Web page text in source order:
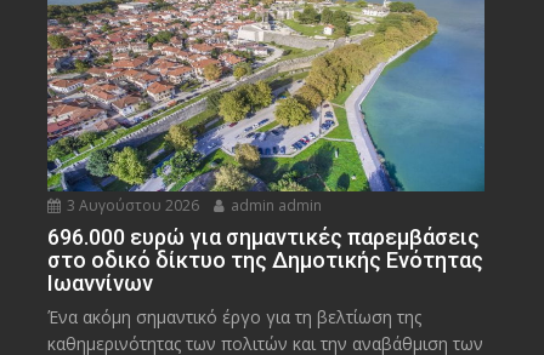
3 Αυγούστου 2026 admin admin
696.000 ευρώ για σημαντικές παρεμβάσεις
στο οδικό δίκτυο της Δημοτικής Ενότητας
Ιωαννίνων
Ένα ακόμη σημαντικό έργο για τη βελτίωση της
καθημερινότητας των πολιτών και την αναβάθμιση των